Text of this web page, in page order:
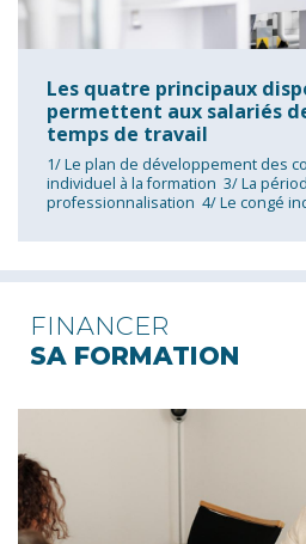
Les quatre principaux
permettent aux salariés
temps de travail
1/ Le plan de développement des
individuel à la formation 3/ La
professionnalisation 4/ Le congé
FINANCER
SA FORMATION